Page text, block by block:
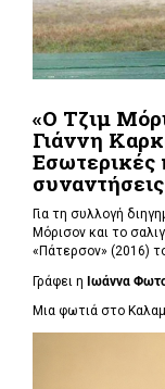
«Ο Τζιμ
Γιάννη
Εσωτερικές
συναντήσεις
Για τη συλλογή
Μόρισον και το
«Πάτερσον» (2016)
Γράφει η Ιωάννα
Μια φωτιά στο